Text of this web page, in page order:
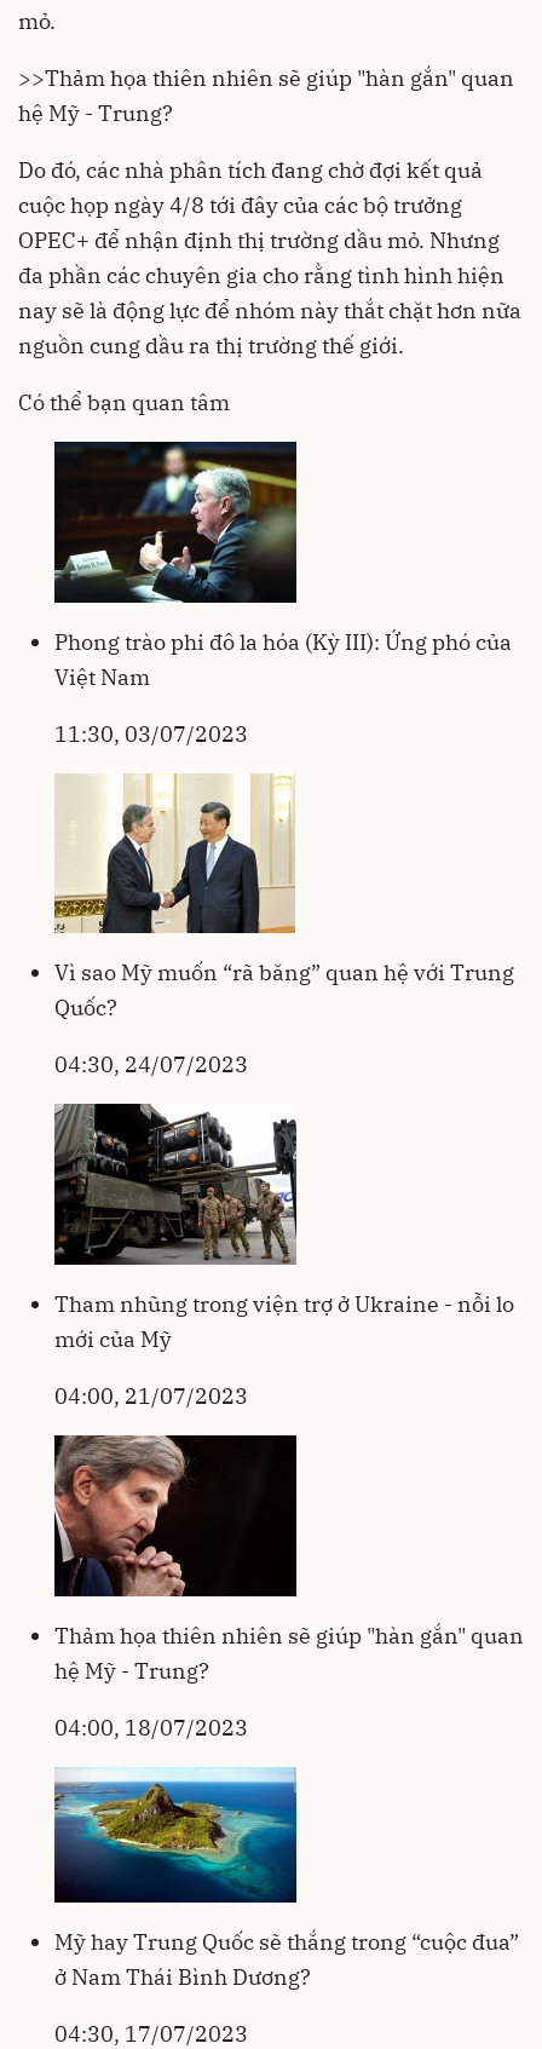
mỏ.
>>Thảm họa thiên nhiên sẽ giúp "hàn gắn" quan
hệ Mỹ - Trung?
Do đó, các nhà phân tích đang chờ đợi kết quả
cuộc họp ngày 4/8 tới đây của các bộ trưởng
OPEC+ để nhận định thị trường dầu mỏ. Nhưng
đa phần các chuyên gia cho rằng tình hình hiện
nay sẽ là động lực để nhóm này thắt chặt hơn nữa
nguồn cung dầu ra thị trường thế giới.
Có thể bạn quan tâm
Phong trào phi đô la hóa (Kỳ III): Ứng phó của
Việt Nam
11:30, 03/07/2023
Vì sao Mỹ muốn “rã băng” quan hệ với Trung
Quốc?
04:30, 24/07/2023
Tham nhũng trong viện trợ ở Ukraine - nỗi lo
mới của Mỹ
04:00, 21/07/2023
Thảm họa thiên nhiên sẽ giúp "hàn gắn" quan
hệ Mỹ - Trung?
04:00, 18/07/2023
Mỹ hay Trung Quốc sẽ thắng trong “cuộc đua”
ở Nam Thái Bình Dương?
04:30, 17/07/2023